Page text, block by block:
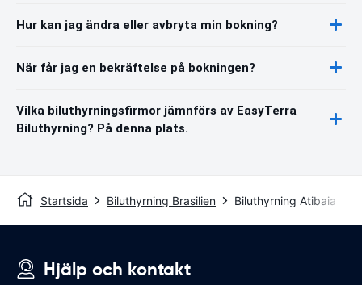
Hur kan jag ändra eller avbryta min bokning?
När får jag en bekräftelse på bokningen?
Vilka biluthyrningsfirmor jämnförs av EasyTerra
Biluthyrning? På denna plats.
Startsida Biluthyrning Brasilien Biluthyrning Atibaia
Hjälp och kontakt